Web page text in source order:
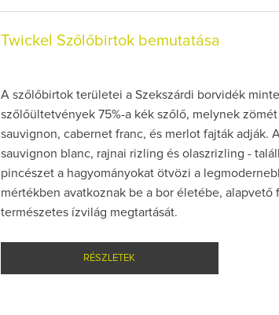
Twickel Szőlőbirtok bemutatása
A szőlőbirtok területei a Szekszárdi borvidék
szőlőültetvények 75%-a kék szőlő, melynek
sauvignon, cabernet franc, és merlot fajták adják.
sauvignon blanc, rajnai rizling és olaszrizling -
pincészet a hagyományokat ötvözi a
mértékben avatkoznak be a bor életébe,
természetes ízvilág megtartását.
RÉSZLETEK